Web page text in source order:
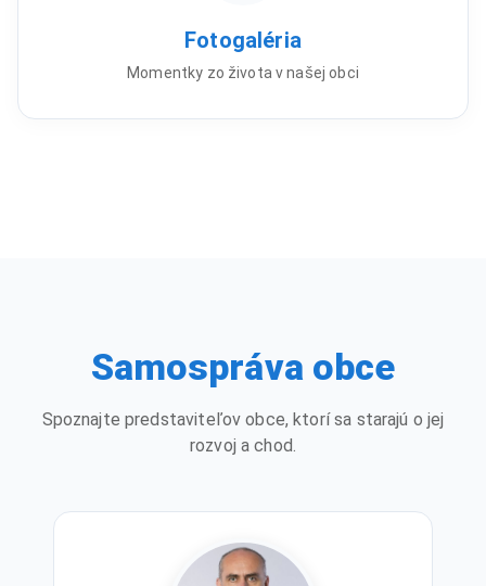
Fotogaléria
Momentky zo života v našej obci
Samospráva obce
Spoznajte predstaviteľov obce, ktorí sa starajú o jej
rozvoj a chod.